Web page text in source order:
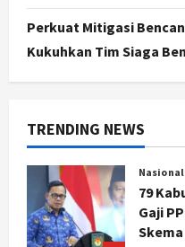
Perkuat Mitigasi
Kukuhkan Tim Siaga
TRENDING NEWS
2
Nasional
Jogja
di
Buruk